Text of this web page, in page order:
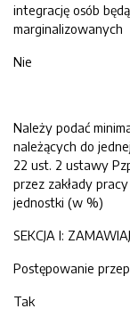
integrację osób
marginalizowanych
Nie
Należy podać
należących do
22 ust. 2 ustawy
przez zakłady
jednostki (w %)
SEKCJA I:
Postępowanie
Tak